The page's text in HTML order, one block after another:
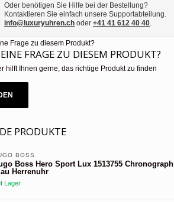
Oder benötigen Sie Hilfe bei der Bestellung?
Kontaktieren Sie einfach unsere Supportabteilung.
info@luxuryuhren.ch oder +41 41 612 40 40.
FRAGE ZU DIESEM PRODUKT?
hilft Ihnen gerne, das richtige Produkt zu finden
PRODUKTE
BOSS
Boss Hero Sport Lux 1513755 Chronograph
Herrenuhr
Lager